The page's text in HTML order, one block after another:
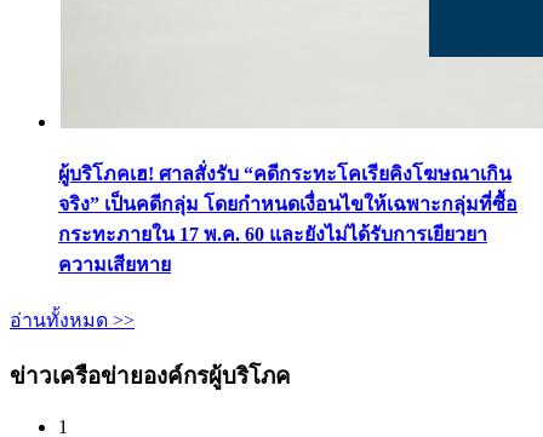
ผู้บริโภคเฮ! ศาลสั่งรับ “คดีกระทะโคเรียคิงโฆษณาเกิน
จริง” เป็นคดีกลุ่ม โดยกำหนดเงื่อนไขให้เฉพาะกลุ่มที่ซื้อ
กระทะภายใน 17 พ.ค. 60 และยังไม่ได้รับการเยียวยา
ความเสียหาย
อ่านทั้งหมด >>
ข่าวเครือข่ายองค์กรผู้บริโภค
1